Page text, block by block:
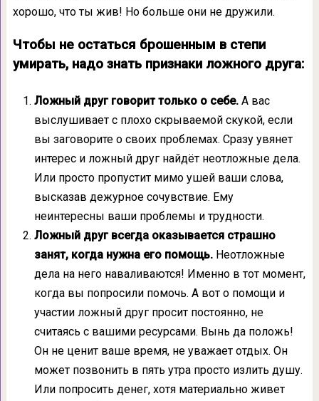
хорошо, что ты жив! Но больше они не дружили.
Чтобы не остаться брошенным в степи
умирать, надо знать признаки ложного друга:
Ложный друг говорит только о себе.А вас
выслушивает с плохо скрываемой скукой, если
вы заговорите о своих проблемах. Сразу увянет
интерес и ложный друг найдёт неотложные дела.
Или просто пропустит мимо ушей ваши слова,
высказав дежурное сочувствие. Ему
неинтересны ваши проблемы и трудности.
Ложный друг всегда оказывается страшно
занят, когда нужна его помощь.Неотложные
дела на него наваливаются! Именно в тот момент,
когда вы попросили помочь. А вот о помощи и
участии ложный друг просит постоянно, не
считаясь с вашими ресурсами. Вынь да положь!
Он не ценит ваше время, не уважает отдых. Он
может позвонить в пять утра просто излить душу.
Или попросить денег, хотя материально живет